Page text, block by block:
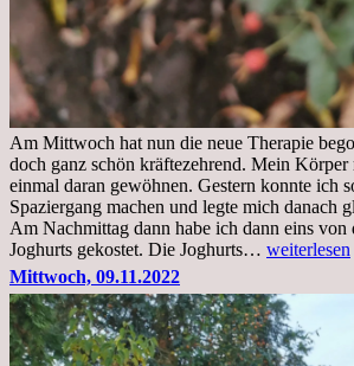
Am Mittwoch hat nun die neue Therapie
doch ganz schön kräftezehrend. Mein Körper
einmal daran gewöhnen. Gestern konnte ich
Spaziergang machen und legte mich danach
Am Nachmittag dann habe ich dann eins von
Joghurts gekostet. Die Joghurts… Freitag,
Therapie
Beginn
gut
überstanden
weiterlesen
Mittwoch, 09.11.2022